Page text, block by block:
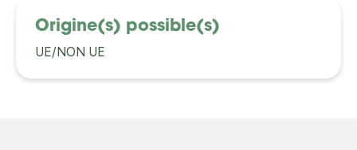
Origine(s) possible(s)
UE/NON UE